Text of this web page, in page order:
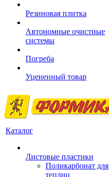
Резиновая плитка
Автономные очистные
системы
Погреба
Уцененный товар
Каталог
Листовые пластики
Поликарбонат для
теплиц